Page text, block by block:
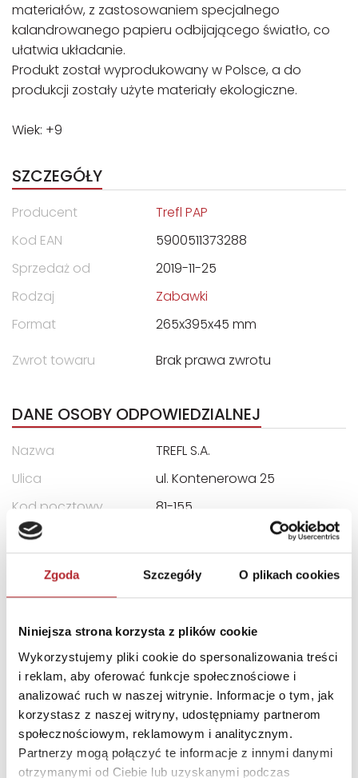
Zgoda Szczegóły O plikach cookies
Niniejsza strona korzysta z plików cookie
Wykorzystujemy pliki cookie do spersonalizowania treści
i reklam, aby oferować funkcje społecznościowe i
analizować ruch w naszej witrynie. Informacje o tym, jak
korzystasz z naszej witryny, udostępniamy partnerom
społecznościowym, reklamowym i analitycznym.
Partnerzy mogą połączyć te informacje z innymi danymi
otrzymanymi od Ciebie lub uzyskanymi podczas
materiałów, z zastosowaniem specjalnego
kalandrowanego papieru odbijającego światło, co
ułatwia układanie.
Produkt został wyprodukowany w Polsce, a do
produkcji zostały użyte materiały ekologiczne.
Wiek: +9
SZCZEGÓŁY
Producent
Trefl PAP
Kod EAN
5900511373288
Sprzedaż od
2019-11-25
Rodzaj
Zabawki
Format
265x395x45 mm
Zwrot towaru
Brak prawa zwrotu
DANE OSOBY ODPOWIEDZIALNEJ
Nazwa
TREFL S.A.
Ulica
ul. Kontenerowa 25
Kod pocztowy
81-155
Miasto